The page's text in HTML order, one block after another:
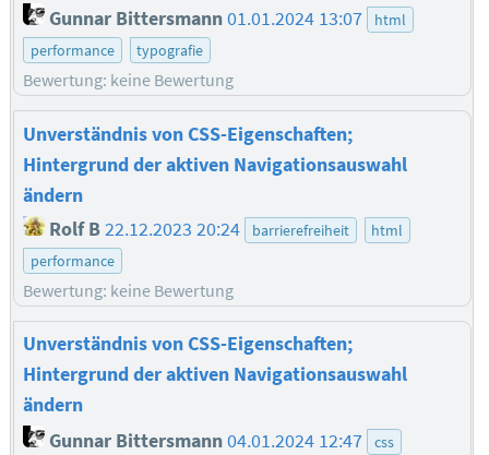
Gunnar Bittersmann01.01.2024 13:07
html
performance
typografie
Bewertung: keine Bewertung
Unverständnis von CSS-Eigenschaften;
Hintergrund der aktiven Navigationsauswahl
ändern
Rolf B22.12.2023 20:24 barrierefreiheit
html
performance
Bewertung: keine Bewertung
Unverständnis von CSS-Eigenschaften;
Hintergrund der aktiven Navigationsauswahl
ändern
Gunnar Bittersmann04.01.2024 12:47
css